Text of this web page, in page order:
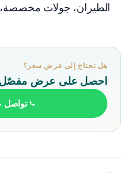
الطيران، جولات
هل تحتاج إلى عرض سعر؟
احصل على عرض مفصّل خلال
تواصل